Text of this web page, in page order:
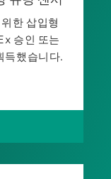
한 삽입형
승인 또는
득했습니다.